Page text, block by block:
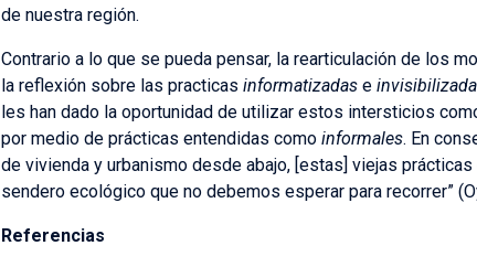
de nuestra región.
Contrario a lo que se pueda pensar, la rearticulación de los
la reflexión sobre las practicas informatizadase
les han dado la oportunidad de utilizar estos intersticios
por medio de prácticas entendidas como informales. En
de vivienda y urbanismo desde abajo, [estas] viejas
sendero ecológico que no debemos esperar para recorrer”
Referencias